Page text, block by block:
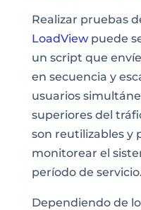
Realizar pruebas
LoadViewpuede
un script que
en secuencia y
usuarios
superiores del
son reutilizables y
monitorear el
período de servicio.
Dependiendo de